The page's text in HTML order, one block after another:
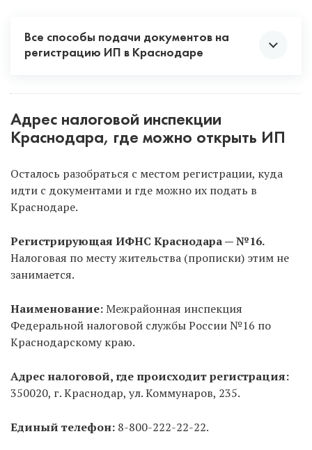
Все способы подачи документов на
регистрацию ИП в Краснодаре
помощью ЭЦП.Рекомендуем только через
услугу «Опытный специалист», потому что ЭЦП в
данном случае полностью бесплатна для вас. Если
же будете сами заказывать ЭЦП, то придется
заплатить и ехать в удостоверяющий центр.
Позвоните в регистрирующую налоговую
Краснодара, уточните время работы или
запишитесь на прием онлайн на официальном
нужно платить госпошлину. Регистрирует ИП
только регистрирующая налоговая, а не ИФНС по
месту прописки!
Через МФЦ.
не нужно платить госпошлину, НО не все МФЦ
занимаются ИП, и нужно прозванивать несколько
ближайших. Затем записаться на подачу и прийти
в указанное время.
Адрес налоговой инспекции
Краснодара, где можно открыть ИП
Осталось разобраться с местом регистрации, куда
идти с документами и где можно их подать в
Краснодаре.
Регистрирующая ИФНС Краснодара — №16.
Налоговая по месту жительства (прописки) этим не
занимается.
Наименование:Межрайонная инспекция
Федеральной налоговой службы России №16 по
Краснодарскому краю.
Адрес налоговой, где происходит регистрация:
350020, г. Краснодар, ул. Коммунаров, 235.
Единый телефон: 8-800-222-22-22.